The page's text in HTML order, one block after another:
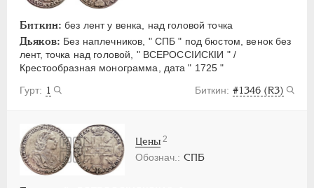
Биткин: без лент у венка, над головой точка
Дьяков: Без наплечников, " СПБ " под бюстом, венок без
лент, точка над головой, " ВСЕРОССIИСКIИ " /
Крестообразная монограмма, дата " 1725 "
1
#1346 (R3)
СПБ
Цены 2